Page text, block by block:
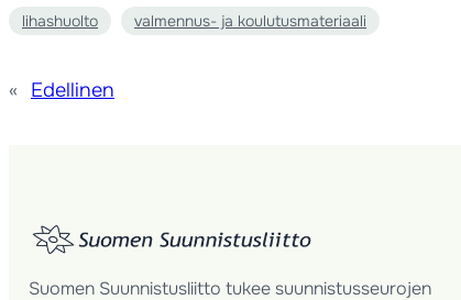
lihashuolto valmennus- ja koulutusmateriaali
« Edellinen
Suomen Suunnistusliitto tukee suunnistusseurojen